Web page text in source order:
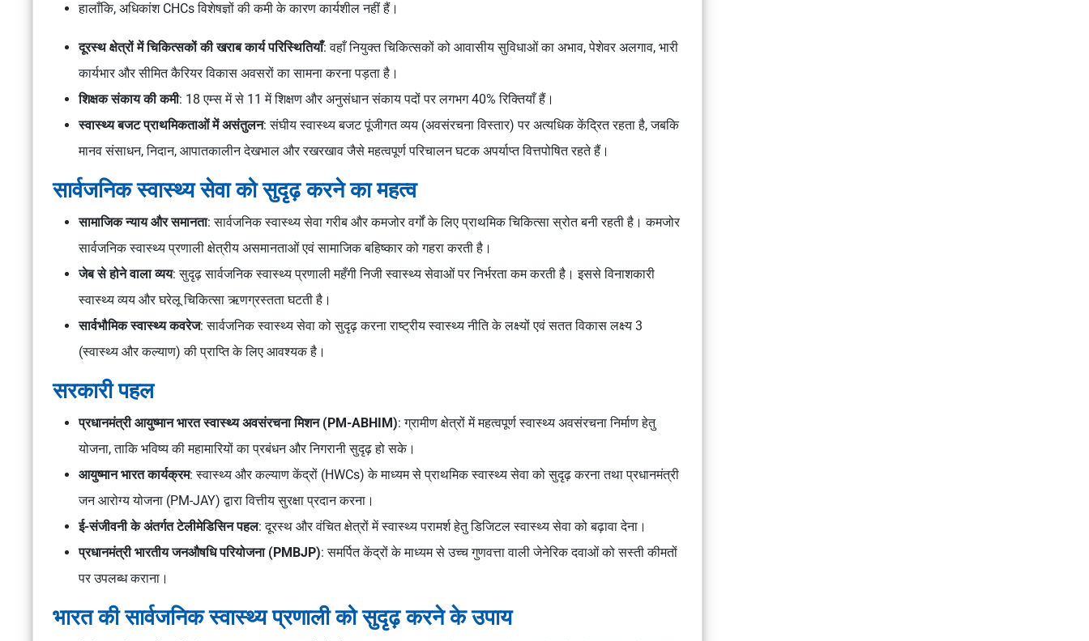
हालाँकि, अधिकांश CHCs विशेषज्ञों की कमी के कारण कार्यशील नहीं हैं।
दूरस्थ क्षेत्रों में चिकित्सकों की खराब कार्य परिस्थितियाँ: वहाँ नियुक्त चिकित्सकों को आवासीय सुविधाओं का अभाव, पेशेवर अलगाव, भारी
कार्यभार और सीमित कैरियर विकास अवसरों का सामना करना पड़ता है।
शिक्षक संकाय की कमी: 18 एम्स में से 11 में शिक्षण और अनुसंधान संकाय पदों पर लगभग 40% रिक्तियाँ हैं।
स्वास्थ्य बजट प्राथमिकताओं में असंतुलन: संघीय स्वास्थ्य बजट पूंजीगत व्यय (अवसंरचना विस्तार) पर अत्यधिक केंद्रित रहता है, जबकि
मानव संसाधन, निदान, आपातकालीन देखभाल और रखरखाव जैसे महत्वपूर्ण परिचालन घटक अपर्याप्त वित्तपोषित रहते हैं।
सार्वजनिक स्वास्थ्य सेवा को सुदृढ़ करने का महत्व
सामाजिक न्याय और समानता: सार्वजनिक स्वास्थ्य सेवा गरीब और कमजोर वर्गों के लिए प्राथमिक चिकित्सा स्रोत बनी रहती है। कमजोर
सार्वजनिक स्वास्थ्य प्रणाली क्षेत्रीय असमानताओं एवं सामाजिक बहिष्कार को गहरा करती है।
जेब से होने वाला व्यय: सुदृढ़ सार्वजनिक स्वास्थ्य प्रणाली महँगी निजी स्वास्थ्य सेवाओं पर निर्भरता कम करती है। इससे विनाशकारी
स्वास्थ्य व्यय और घरेलू चिकित्सा ऋणग्रस्तता घटती है।
सार्वभौमिक स्वास्थ्य कवरेज: सार्वजनिक स्वास्थ्य सेवा को सुदृढ़ करना राष्ट्रीय स्वास्थ्य नीति के लक्ष्यों एवं सतत विकास लक्ष्य 3
(स्वास्थ्य और कल्याण) की प्राप्ति के लिए आवश्यक है।
सरकारी पहल
प्रधानमंत्री आयुष्मान भारत स्वास्थ्य अवसंरचना मिशन (PM-ABHIM): ग्रामीण क्षेत्रों में महत्वपूर्ण स्वास्थ्य अवसंरचना निर्माण हेतु
योजना, ताकि भविष्य की महामारियों का प्रबंधन और निगरानी सुदृढ़ हो सके।
आयुष्मान भारत कार्यक्रम: स्वास्थ्य और कल्याण केंद्रों (HWCs) के माध्यम से प्राथमिक स्वास्थ्य सेवा को सुदृढ़ करना तथा प्रधानमंत्री
जन आरोग्य योजना (PM-JAY) द्वारा वित्तीय सुरक्षा प्रदान करना।
ई-संजीवनी के अंतर्गत टेलीमेडिसिन पहल: दूरस्थ और वंचित क्षेत्रों में स्वास्थ्य परामर्श हेतु डिजिटल स्वास्थ्य सेवा को बढ़ावा देना।
प्रधानमंत्री भारतीय जनऔषधि परियोजना (PMBJP): समर्पित केंद्रों के माध्यम से उच्च गुणवत्ता वाली जेनेरिक दवाओं को सस्ती कीमतों
पर उपलब्ध कराना।
भारत की सार्वजनिक स्वास्थ्य प्रणाली को सुदृढ़ करने के उपाय